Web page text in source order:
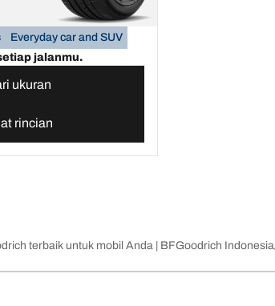
Everyday car and SUV
jalanmu.
ukuran
rincian
terbaik untuk mobil Anda | BFGoodrich Indonesia